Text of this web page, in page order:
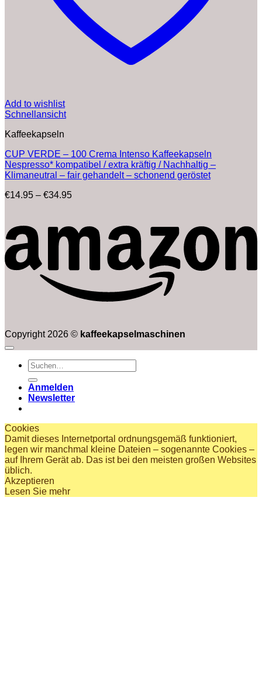
Add to wishlist
Schnellansicht
Kaffeekapseln
CUP VERDE – 100 Crema Intenso Kaffeekapseln
Nespresso* kompatibel / extra kräftig / Nachhaltig –
Klimaneutral – fair gehandelt – schonend geröstet
€14.95 – €34.95Preisspanne:
€34.95
Copyright 2026 © kaffeekapselmaschinen
Suchen
nach:
Anmelden
Newsletter
Cookies
Damit dieses Internetportal ordnungsgemäß funktioniert,
legen wir manchmal kleine Dateien – sogenannte Cookies –
auf Ihrem Gerät ab. Das ist bei den meisten großen Websites
üblich.
Akzeptieren
Lesen Sie mehr